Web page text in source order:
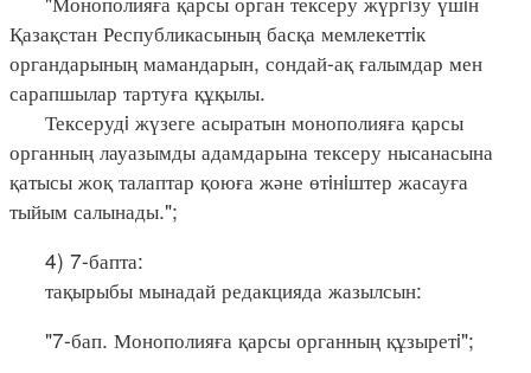
Қазақстан Республикасының басқа мемлекеттiк
органдарының мамандарын, сондай-ақ ғалымдар мен
сарапшылар тартуға құқылы.
Тексерудi жүзеге асыратын монополияға қарсы
органның лауазымды адамдарына тексеру нысанасына
қатысы жоқ талаптар қоюға және өтiнiштер жасауға
тыйым салынады.";
4) 7-бапта:
тақырыбы мынадай редакцияда жазылсын:
"7-бап. Монополияға қарсы органның құзыретi";